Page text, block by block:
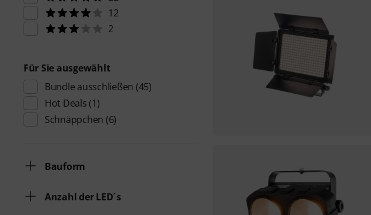
12
2
Für Sie ausgewählt
Bundle ausschließen (45)
Hot Deals (1)
Schnäppchen (6)
Bauform
Anzahl der LED´s